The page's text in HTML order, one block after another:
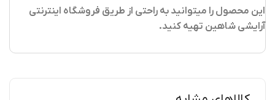
این محصول را میتوانید به راحتی از طریق فروشگاه اینترنتی
آرایشی شاهین تهیه کنید.